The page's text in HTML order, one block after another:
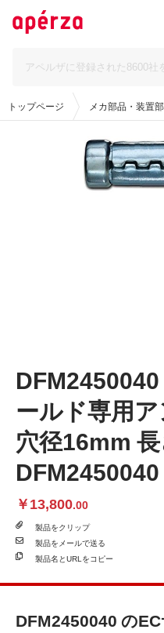
トップページ メカ部品・装置
ールド専用
穴径16mm
DFM2450040
￥13,800.00
製品をクリップ
製品を メールで送る
製品名とURLをコピー
DFM2450040の